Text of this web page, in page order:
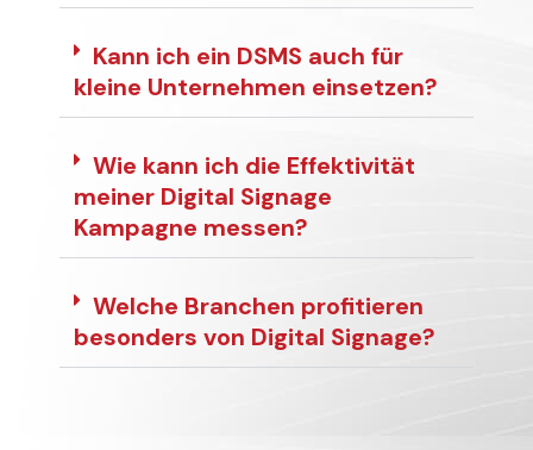
Kann ich ein DSMS auch für
kleine Unternehmen einsetzen?
Wie kann ich die Effektivität
meiner Digital Signage
Kampagne messen?
Welche Branchen profitieren
besonders von Digital Signage?